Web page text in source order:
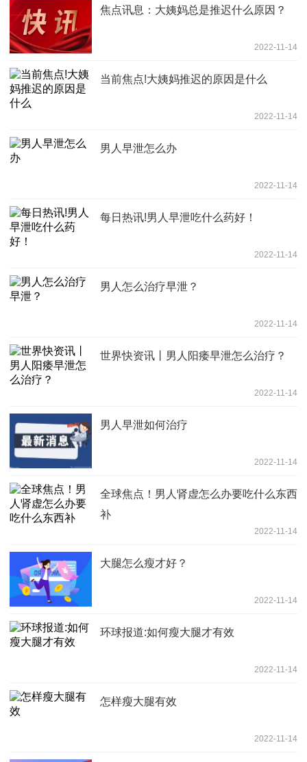
焦点讯息：大姨妈总是推迟什么原因？
2022-11-14
当前焦点!大姨妈推迟的原因是什么
2022-11-14
男人早泄怎么办
2022-11-14
每日热讯!男人早泄吃什么药好！
2022-11-14
男人怎么治疗早泄？
2022-11-14
世界快资讯丨男人阳痿早泄怎么治疗？
2022-11-14
男人早泄如何治疗
2022-11-14
全球焦点！男人肾虚怎么办要吃什么东西
补
2022-11-14
大腿怎么瘦才好？
2022-11-14
环球报道:如何瘦大腿才有效
2022-11-14
怎样瘦大腿有效
2022-11-14